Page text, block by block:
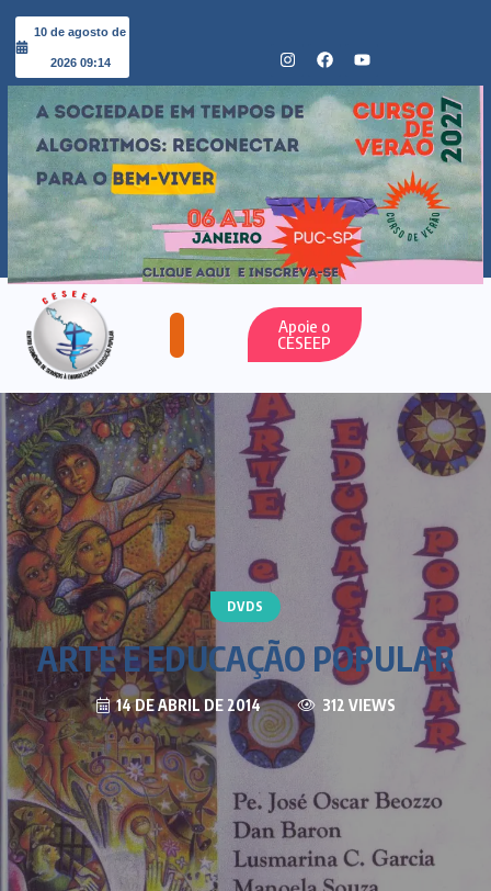
10 de agosto de
2026 09:14
Apoie o
CESEEP
DVDS
ARTE E EDUCAÇÃO POPULAR
14 DE ABRIL DE 2014 312 VIEWS